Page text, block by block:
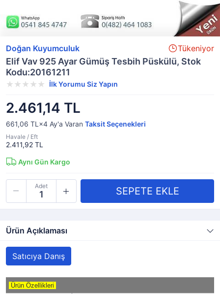
Doğan Kuyumculuk Tükeniyor
Elif Vav 925 Ayar Gümüş Tesbih Püskülü, Stok
Kodu:20161211
İlk Yorumu Siz Yapın
2.461,14 TL
661,06 TL×4 Ay'a Varan Taksit Seçenekleri
Havale / Eft
2.411,92 TL
Aynı Gün Kargo
Adet
Ürün Açıklaması
Satıcıya Danış
Ürün Özellikleri